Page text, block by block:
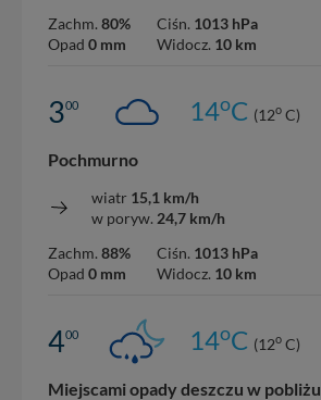
Zachm. 80%
Opad 0 mm
Ciśn. 1013 hPa
Widocz. 10 km
300 14oC (12o C)
Pochmurno
wiatr 15,1 km/h
w poryw. 24,7 km/h
Zachm. 88%
Opad 0 mm
Ciśn. 1013 hPa
Widocz. 10 km
400 14oC (12o C)
Miejscami opady deszczu w pobliżu